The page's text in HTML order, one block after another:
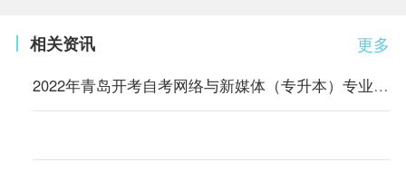
更多
相关资讯
2022年青岛开考自考网络与新媒体（专升本）专业的通知